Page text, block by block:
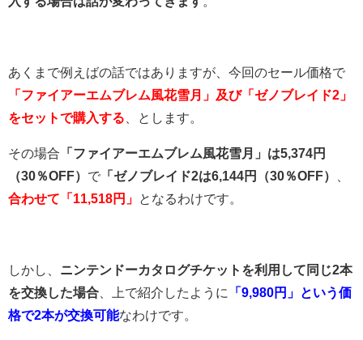
あくまで例えばの話ではありますが、今回のセール価格で
「ファイアーエムブレム風花雪月」及び「ゼノブレイド2」
をセットで購入する 、とします。
その場合 「ファイアーエムブレム風花雪月」は5,374円
（30％OFF） で 「ゼノブレイド2は6,144円（30％OFF）
合わせて「11,518円」
となるわけです。
しかし、
ニンテンドーカタログチケットを利用して同じ2本
を交換した場合 、上で紹介したように
「9,980円」という価
格で2本が交換可能なわけです。